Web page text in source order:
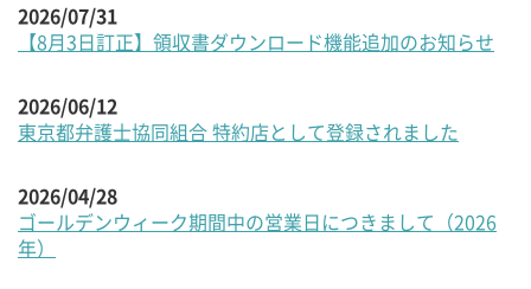
2026/07/31
【8月3日訂正】領収書ダウンロード機能追加のお知らせ
2026/06/12
東京都弁護士協同組合 特約店として登録されました
2026/04/28
ゴールデンウィーク期間中の営業日につきまして（2026
年）